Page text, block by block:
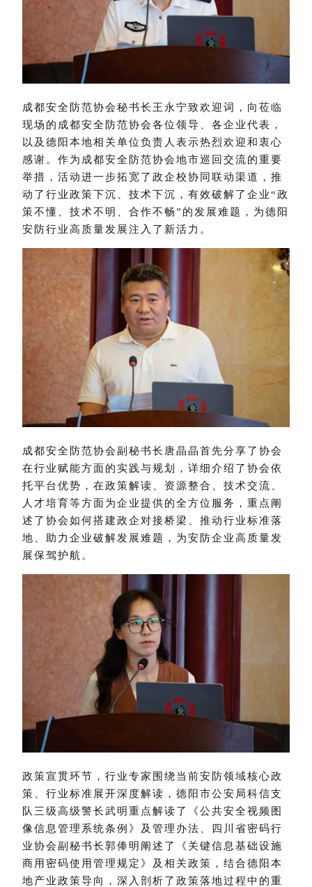
成都安全防范协会秘书长王永宁致欢迎词，向莅临
现场的成都安全防范协会各位领导、各企业代表，
以及德阳本地相关单位负责人表示热烈欢迎和衷心
感谢。作为成都安全防范协会地市巡回交流的重要
举措，活动进一步拓宽了政企校协同联动渠道，推
动了行业政策下沉、技术下沉，有效破解了企业“政
策不懂、技术不明、合作不畅”的发展难题，为德阳
安防行业高质量发展注入了新活力。
成都安全防范协会副秘书长唐晶晶首先分享了协会
在行业赋能方面的实践与规划，详细介绍了协会依
托平台优势，在政策解读、资源整合、技术交流、
人才培育等方面为企业提供的全方位服务，重点阐
述了协会如何搭建政企对接桥梁、推动行业标准落
地、助力企业破解发展难题，为安防企业高质量发
展保驾护航。
政策宣贯环节，行业专家围绕当前安防领域核心政
策、行业标准展开深度解读， 德阳市公安局科信支
队三级高级警长武明重点解读了《公共安全视频图
像信息管理系统条例》及管理办法、四川省密码行
业协会副秘书长郭俸明阐述了《关键信息基础设施
商用密码使用管理规定》及相关政策，结合德阳本
地产业政策导向，深入剖析了政策落地过程中的重